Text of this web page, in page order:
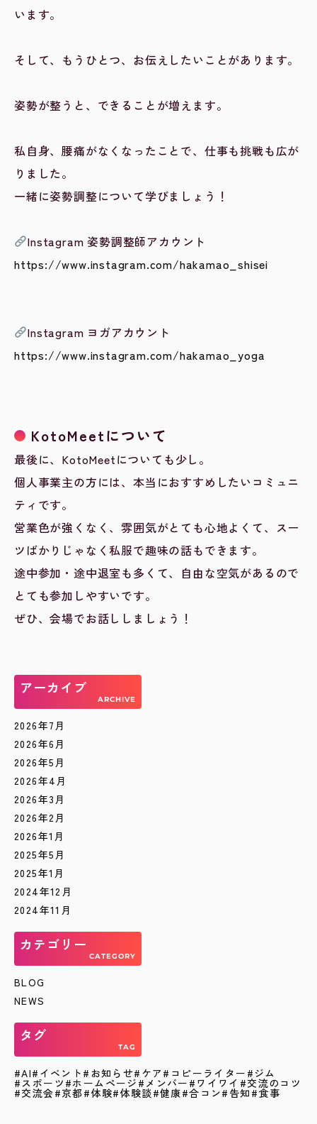
います。
そして、もうひとつ、お伝えしたいことがあります。
姿勢が整うと、できることが増えます。
私自身、腰痛がなくなったことで、仕事も挑戦も広が
りました。
一緒に姿勢調整について学びましょう！
Instagram 姿勢調整師アカウント
https://www.instagram.com/hakamao_shisei
Instagram ヨガアカウント
https://www.instagram.com/hakamao_yoga
KotoMeetについて
最後に、KotoMeetについても少し。
個人事業主の方には、本当におすすめしたいコミュニ
ティです。
営業色が強くなく、雰囲気がとても心地よくて、スー
ツばかりじゃなく私服で趣味の話もできます。
途中参加・途中退室も多くて、自由な空気があるので
とても参加しやすいです。
ぜひ、会場でお話ししましょう！
アーカイブ
ARCHIVE
2026年7月
2026年6月
2026年5月
2026年4月
2026年3月
2026年2月
2026年1月
2025年5月
2025年1月
2024年12月
2024年11月
カテゴリー
CATEGORY
BLOG
NEWS
タグ
TAG
AI イベント お知らせ ケア コピーライター ジム
スポーツ ホームページ メンバー ワイワイ 交流のコツ
交流会 京都 体験 体験談 健康 合コン 告知 食事